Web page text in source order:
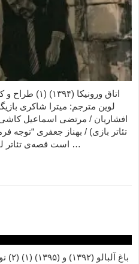
اتاق ورونیکا
لوین مترجم: میترا شاکری
افشاریان / مرتضی اسماعیل
تئاتر بازی) / بهناز جعفری “توجه
است قصه‌ی تئاتر لو برود.” آیرا لوین معروف است به …